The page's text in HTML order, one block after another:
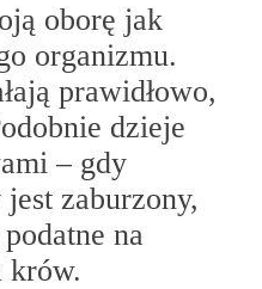
oborę jak
organizmu.
prawidłowo,
dzieje
– gdy
zaburzony,
na
krów.